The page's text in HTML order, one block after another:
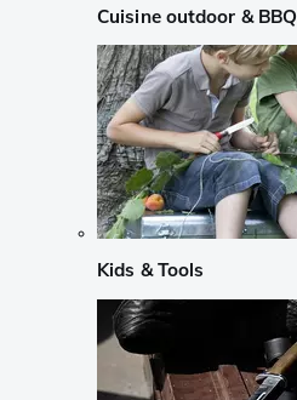
Cuisine outdoor & BBQ
Kids & Tools